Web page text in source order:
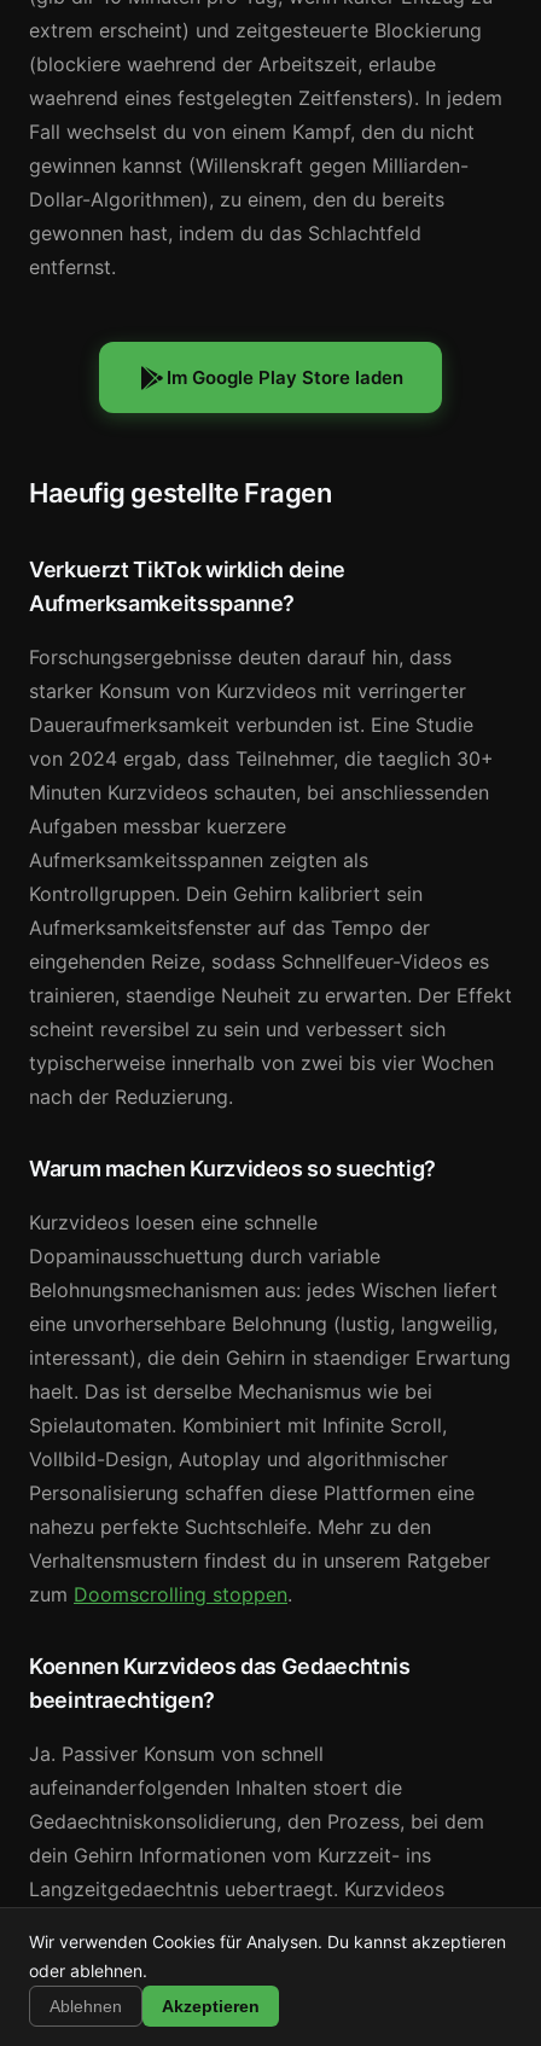
extrem erscheint) und zeitgesteuerte Blockierung
(blockiere waehrend der Arbeitszeit, erlaube
waehrend eines festgelegten Zeitfensters). In jedem
Fall wechselst du von einem Kampf, den du nicht
gewinnen kannst (Willenskraft gegen Milliarden-
Dollar-Algorithmen), zu einem, den du bereits
gewonnen hast, indem du das Schlachtfeld
entfernst.
Im Google Play Store laden
Haeufig gestellte Fragen
Verkuerzt TikTok wirklich deine
Aufmerksamkeitsspanne?
Forschungsergebnisse deuten darauf hin, dass
starker Konsum von Kurzvideos mit verringerter
Daueraufmerksamkeit verbunden ist. Eine Studie
von 2024 ergab, dass Teilnehmer, die taeglich 30+
Minuten Kurzvideos schauten, bei anschliessenden
Aufgaben messbar kuerzere
Aufmerksamkeitsspannen zeigten als
Kontrollgruppen. Dein Gehirn kalibriert sein
Aufmerksamkeitsfenster auf das Tempo der
eingehenden Reize, sodass Schnellfeuer-Videos es
trainieren, staendige Neuheit zu erwarten. Der Effekt
scheint reversibel zu sein und verbessert sich
typischerweise innerhalb von zwei bis vier Wochen
nach der Reduzierung.
Warum machen Kurzvideos so suechtig?
Kurzvideos loesen eine schnelle
Dopaminausschuettung durch variable
Belohnungsmechanismen aus: jedes Wischen liefert
eine unvorhersehbare Belohnung (lustig, langweilig,
interessant), die dein Gehirn in staendiger Erwartung
haelt. Das ist derselbe Mechanismus wie bei
Spielautomaten. Kombiniert mit Infinite Scroll,
Vollbild-Design, Autoplay und algorithmischer
Personalisierung schaffen diese Plattformen eine
nahezu perfekte Suchtschleife. Mehr zu den
Verhaltensmustern findest du in unserem Ratgeber
zum Doomscrolling stoppen.
Koennen Kurzvideos das Gedaechtnis
beeintraechtigen?
Ja. Passiver Konsum von schnell
aufeinanderfolgenden Inhalten stoert die
Gedaechtniskonsolidierung, den Prozess, bei dem
dein Gehirn Informationen vom Kurzzeit- ins
Langzeitgedaechtnis uebertraegt. Kurzvideos
Sekunden mit neuen Reizen und lassen keine Zeit
fuer Konsolidierung. Deshalb kannst du 50 Videos in
30 Minuten schauen und dich kaum an eines
Shortstop
Shorts, Reels & TikTok blockieren
Wir verwenden Cookies für Analysen. Du kannst akzeptieren
oder ablehnen.
Ablehnen Akzeptieren